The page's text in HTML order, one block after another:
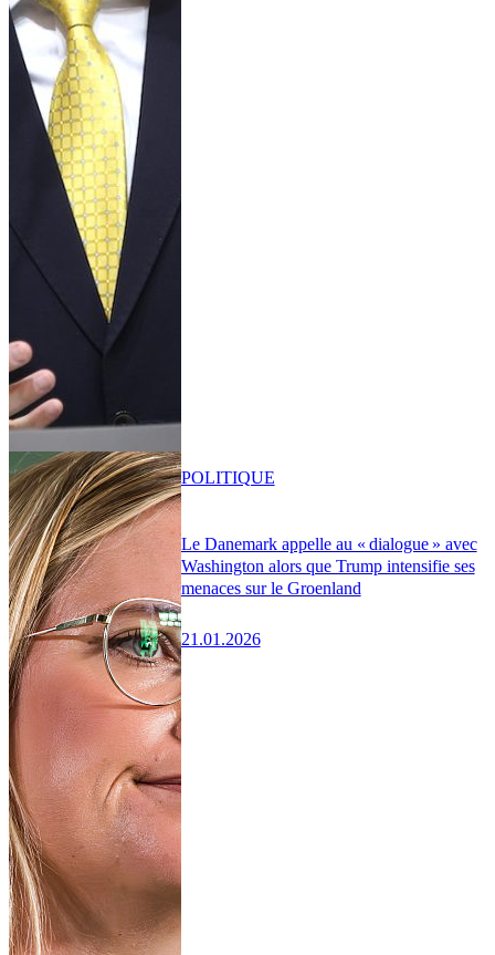
Le Danemark appelle au « dialogue » avec
Washington alors que Trump intensifie ses
menaces sur le Groenland
21.01.2026
POLITIQUE